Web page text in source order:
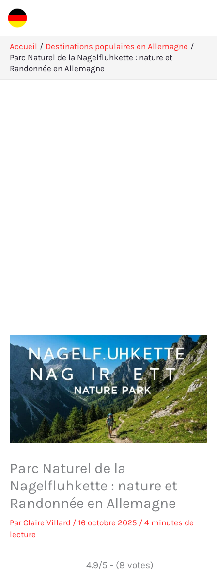
Aller
au
Accueil
Destinations populaires en Allemagne
Parc Naturel de la Nagelfluhkette : nature et
Randonnée en Allemagne
Parc Naturel de la
Nagelfluhkette : nature et
Randonnée en Allemagne
ParClaire Villard / 16 octobre 2025 / 4 minutes de
lecture
4.9/5 - (8 votes)
Rechercher